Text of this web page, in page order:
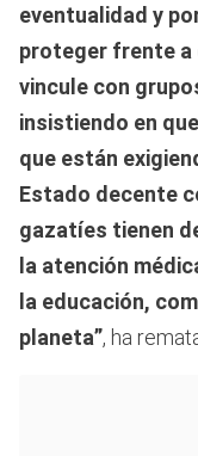
eventualidad y
proteger frente a
vincule con
insistiendo en
que están
Estado decente
gazatíes tienen
la atención
la educación,
planeta”, ha